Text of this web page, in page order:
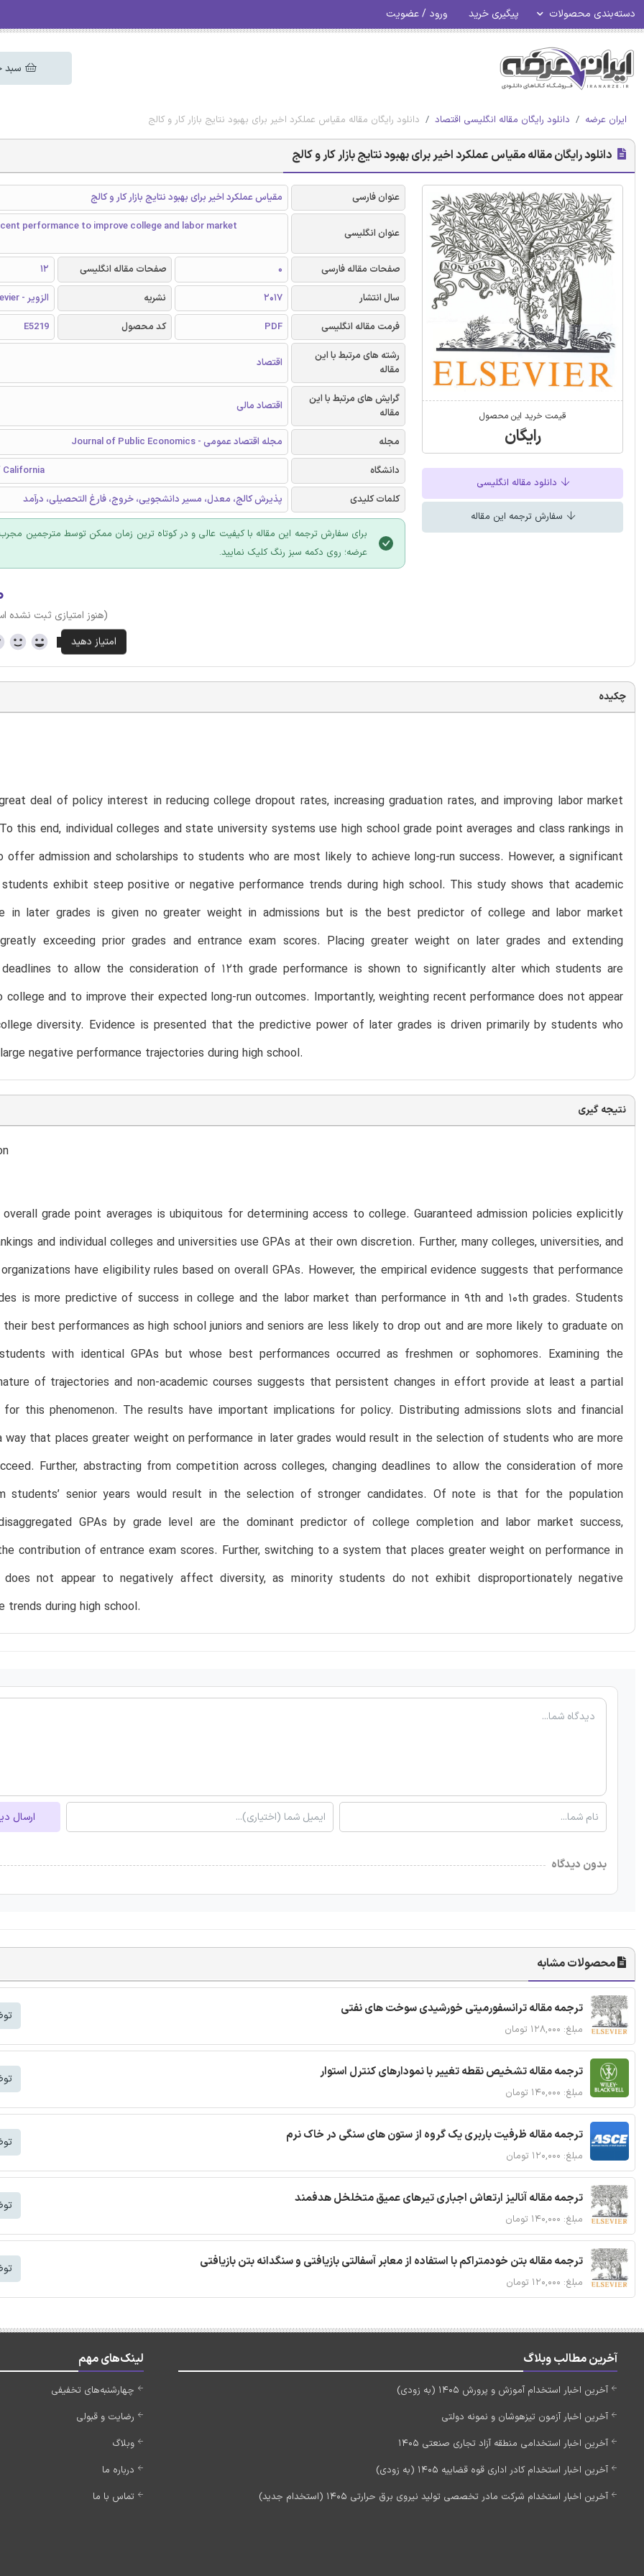
دسته‌بندی محصولات پیگیری خرید ورود / عضویت
سبد
ایران عرضه دانلود رایگان مقاله انگلیسی اقتصاد دانلود رایگان مقاله مقیاس عملکرد اخیر برای بهبود نتایج بازار کار و کالج
دانلود رایگان مقاله مقیاس عملکرد اخیر برای بهبود نتایج بازار کار و کالج
قیمت خرید این محصول
رایگان
دانلود مقاله انگلیسی
سفارش ترجمه این مقاله
عنوان فارسی مقیاس عملکرد اخیر برای بهبود نتایج بازار کار و کالج
عنوان انگلیسی performance to improve college and labor market
صفحات مقاله فارسی 0 صفحات مقاله انگلیسی
12
سال انتشار
2017 نشریه
الزویر - Elsevier
فرمت مقاله انگلیسی
PDF کد محصول
E5219
رشته های مرتبط با این
مقاله
اقتصاد
گرایش های مرتبط با این
مقاله
اقتصاد مالی
مجله
مجله اقتصاد عمومی - Journal of Public Economics
دانشگاه
کلمات کلیدی
پذیرش کالج، معدل، مسیر دانشجویی، خروج، فارغ التحصیلی، درآمد
برای سفارش ترجمه این مقاله با کیفیت عالی و در کوتاه ترین زمان ممکن توسط مترجمین
عرضه؛ روی دکمه سبز رنگ کلیک نمایید.
(هنوز امتیازی ثبت نشده
چکیده
deal of policy interest in reducing college dropout rates, increasing graduation rates, and improving labor market
this end, individual colleges and state university systems use high school grade point averages and class rankings in
admission and scholarships to students who are most likely to achieve long-run success. However, a significant
exhibit steep positive or negative performance trends during high school. This study shows that academic
in later grades is given no greater weight in admissions but is the best predictor of college and labor market
exceeding prior grades and entrance exam scores. Placing greater weight on later grades and extending
to allow the consideration of 12th grade performance is shown to significantly alter which students are
and to improve their expected long-run outcomes. Importantly, weighting recent performance does not appear
diversity. Evidence is presented that the predictive power of later grades is driven primarily by students who
negative performance trajectories during high school.
نتیجه گیری
grade point averages is ubiquitous for determining access to college. Guaranteed admission policies explicitly
and individual colleges and universities use GPAs at their own discretion. Further, many colleges, universities, and
have eligibility rules based on overall GPAs. However, the empirical evidence suggests that performance
is more predictive of success in college and the labor market than performance in 9th and 10th grades. Students
best performances as high school juniors and seniors are less likely to drop out and are more likely to graduate on
with identical GPAs but whose best performances occurred as freshmen or sophomores. Examining the
of trajectories and non-academic courses suggests that persistent changes in effort provide at least a partial
for this phenomenon. The results have important implications for policy. Distributing admissions slots and financial
way that places greater weight on performance in later grades would result in the selection of students who are more
Further, abstracting from competition across colleges, changing deadlines to allow the consideration of more
students’ senior years would result in the selection of stronger candidates. Of note is that for the population
GPAs by grade level are the dominant predictor of college completion and labor market success,
contribution of entrance exam scores. Further, switching to a system that places greater weight on performance in
does not appear to negatively affect diversity, as minority students do not exhibit disproportionately negative
trends during high school.
ارسال
بدون دیدگاه
محصولات مشابه
ترجمه مقاله ترانسفورمیتی خورشیدی سوخت های نفتی
مبلغ: ۱۲۸,۰۰۰ تومان
ترجمه مقاله تشخیص نقطه تغییر با نمودارهای کنترل استوار
مبلغ: ۱۴۰,۰۰۰ تومان
ترجمه مقاله ظرفیت باربری یک گروه از ستون های سنگی در خاک نرم
مبلغ: ۱۲۰,۰۰۰ تومان
ترجمه مقاله آنالیز ارتعاش اجباری تیرهای عمیق متخلخل هدفمند
مبلغ: ۱۴۰,۰۰۰ تومان
ترجمه مقاله بتن خودمتراکم با استفاده از معابر آسفالتی بازیافتی و سنگدانه بتن بازیافتی
مبلغ: ۱۲۰,۰۰۰ تومان
آخرین مطالب وبلاگ
آخرین اخبار استخدام آموزش و پرورش 1405 (به زودی)
آخرین اخبار آزمون تیزهوشان و نمونه دولتی
آخرین اخبار استخدامی منطقه آزاد تجاری صنعتی 1405
آخرین اخبار استخدام کادر اداری قوه قضاییه 1405 (به زودی)
آخرین اخبار استخدام شرکت مادر تخصصی تولید نیروی برق حرارتی 1405 (استخدام جدید)
لینک‌های مهم
چهارشنبه‌های تخفیفی
رضایت و قبولی
وبلاگ
درباره ما
تماس با ما